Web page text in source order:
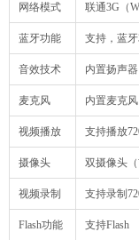
网络模式 联通3G（
蓝牙功能 支持，蓝
音效技术 内置扬声器
麦克风 内置麦克风
视频播放 支持播放
摄像头 双摄像头（
视频录制 支持录制
Flash功能 支持Flash